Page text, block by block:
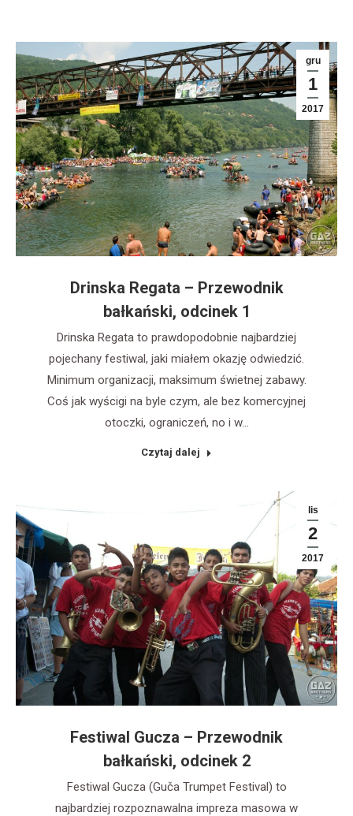
gru
1
2017
Drinska Regata – Przewodnik
bałkański, odcinek 1
Drinska Regata to prawdopodobnie najbardziej
pojechany festiwal, jaki miałem okazję odwiedzić.
Minimum organizacji, maksimum świetnej zabawy.
Coś jak wyścigi na byle czym, ale bez komercyjnej
otoczki, ograniczeń, no i w…
Czytaj dalej
lis
2
2017
Festiwal Gucza – Przewodnik
bałkański, odcinek 2
Festiwal Gucza (Guča Trumpet Festival) to
najbardziej rozpoznawalna impreza masowa w